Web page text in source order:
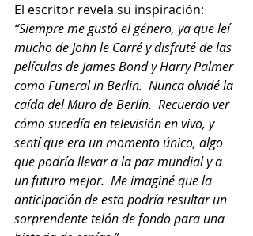
El escritor revela su inspiración:
“Siempre me gustó el género, ya que leí
mucho de John le Carré y disfruté de las
películas de James Bond y Harry Palmer
como Funeral in Berlin.  Nunca olvidé la
caída del Muro de Berlín.  Recuerdo ver
cómo sucedía en televisión en vivo, y
sentí que era un momento único, algo
que podría llevar a la paz mundial y a
un futuro mejor.  Me imaginé que la
anticipación de esto podría resultar un
sorprendente telón de fondo para una